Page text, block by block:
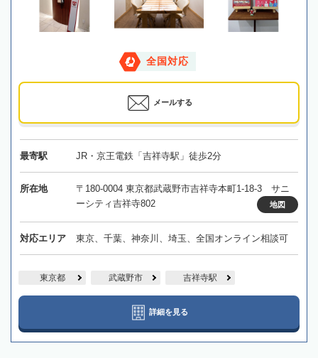
全国対応
メールする
最寄駅 JR・京王電鉄「吉祥寺駅」徒歩2分
所在地
〒180-0004 東京都武蔵野市吉祥寺本町1-18-3 サニ
ーシティ吉祥寺802
地図
対応エリア 東京、千葉、神奈川、埼玉、全国オンライン相談可
東京都 武蔵野市 吉祥寺駅
詳細を見る